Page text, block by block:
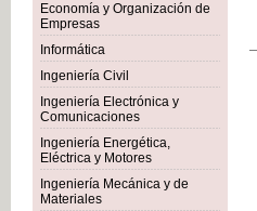
Economía y Organización de
Empresas
Informática
Ingeniería Civil
Ingeniería Electrónica y
Comunicaciones
Ingeniería Energética,
Eléctrica y Motores
Ingeniería Mecánica y de
Materiales